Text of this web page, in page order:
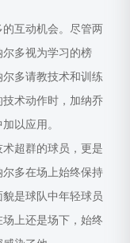
互动机会。尽管两
多视为学习的榜
多请教技术和训练
术动作时，加纳乔
以应用。
超群的球员，更是
多在场上始终保持
是球队中年轻球员
上还是场下，始终